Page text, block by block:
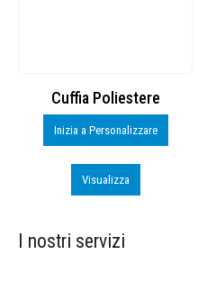
Cuffia Poliestere
Inizia a Personalizzare
Visualizza
I nostri servizi